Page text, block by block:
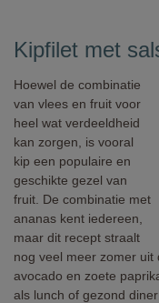
Kipfilet met
Hoewel de combinatie
van vlees en fruit voor
heel wat verdeeldheid
kan zorgen, is vooral
kip een populaire en
geschikte gezel van
fruit. De combinatie met
ananas kent iedereen,
maar dit recept straalt
nog veel meer zomer uit
avocado en zoete
als lunch of gezond